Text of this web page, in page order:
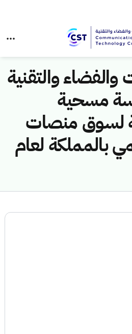
والفضاء والتقنية
مسحية
لسوق منصات
بالمملكة لعام